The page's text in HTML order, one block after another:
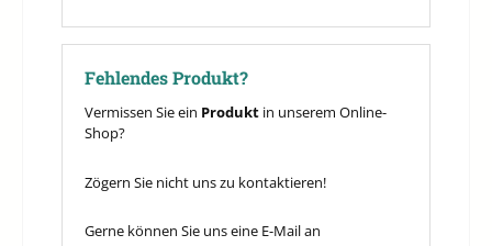
Fehlendes Produkt?
Vermissen Sie ein Produkt in unserem Online-
Shop?
Zögern Sie nicht uns zu kontaktieren!
Gerne können Sie uns eine E-Mail an